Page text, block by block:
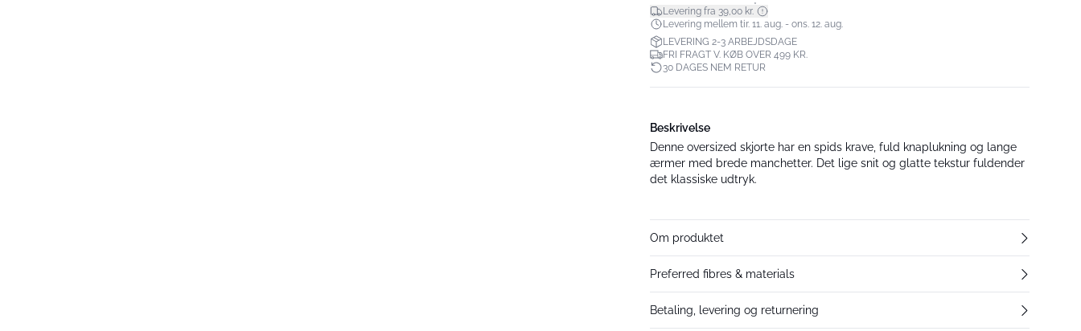
Levering fra 39,00 kr.*
Levering mellem tir. 11. aug. - ons. 12. aug.
LEVERING 2-3 ARBEJDSDAGE
FRI FRAGT V. KØB OVER 499 KR.
30 DAGES NEM RETUR
Beskrivelse
Denne oversized skjorte har en spids krave, fuld knaplukning og lange
ærmer med brede manchetter. Det lige snit og glatte tekstur fuldender
det klassiske udtryk.
Om produktet
Preferred fibres & materials
Betaling, levering og returnering